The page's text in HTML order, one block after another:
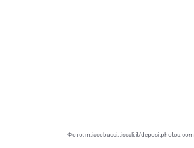
Фото: m.iacobucci.tiscali.it/depositphotos.com